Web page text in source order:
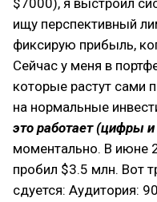
$7000), я выстроил
ищу перспективный
фиксирую прибыль,
Сейчас у меня в
которые растут сами
на нормальные
это работает (цифры
моментально. В июне
пробил $3.5 млн. Вот
сдуется: Аудитория: